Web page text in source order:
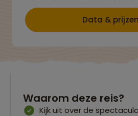
Data & prijzen
Waarom deze reis?
Kijk uit over de